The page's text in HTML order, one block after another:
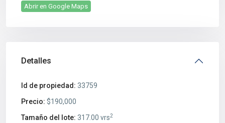
Abrir en Google Maps
Detalles
Id de propiedad: 33759
Precio: $190,000
Tamaño del lote: 317.00 vrs2